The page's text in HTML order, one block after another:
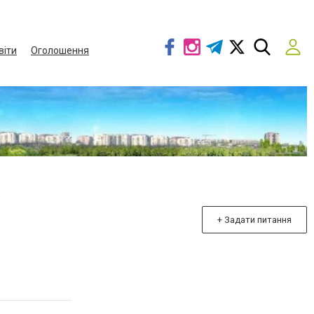
Оголошення
+ Задати питання